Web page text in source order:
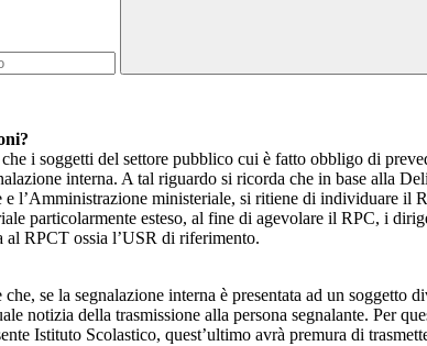
i soggetti del settore pubblico cui è fatto obbligo di
interna. A tal riguardo si ricorda che in base alla
l’Amministrazione ministeriale, si ritiene di individuare
particolarmente esteso, al fine di agevolare il RPC, i
al RPCT ossia l’USR di riferimento.
se la segnalazione interna è presentata ad un soggetto
notizia della trasmissione alla persona segnalante. Per
Istituto Scolastico, quest’ultimo avrà premura di